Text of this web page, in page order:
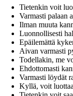
Tietenkin voit
Varmasti palaan
Ilman muuta
Luonnollisesti
Epäilemättä
Aivan varmasti
Todellakin, me
Ehdottomasti
Varmasti löydät
Kyllä, voit